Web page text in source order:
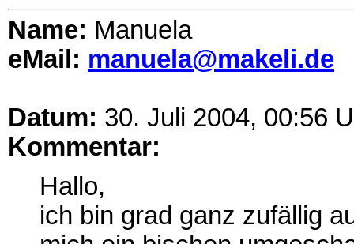
Name: Manuela
eMail: manuela@makeli.de
Datum: 30. Juli 2004, 00:56
Kommentar:
Hallo,
ich bin grad ganz zufällig